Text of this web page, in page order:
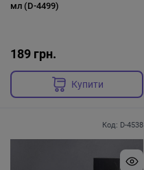
мл (D-4499)
189 грн.
Купити
Код: D-4538